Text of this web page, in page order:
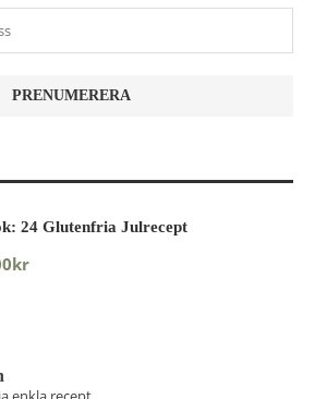
24 Glutenfria Julrecept
kr